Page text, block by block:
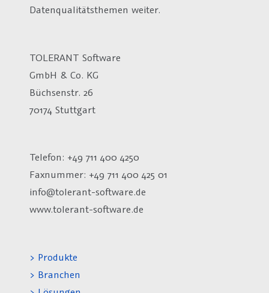
Datenqualitätsthemen weiter.
TOLERANT Software
GmbH & Co. KG
Büchsenstr. 26
70174 Stuttgart
Telefon: +49 711 400 4250
Faxnummer: +49 711 400 425 01
info@tolerant-software.de
www.tolerant-software.de
> Produkte
> Branchen